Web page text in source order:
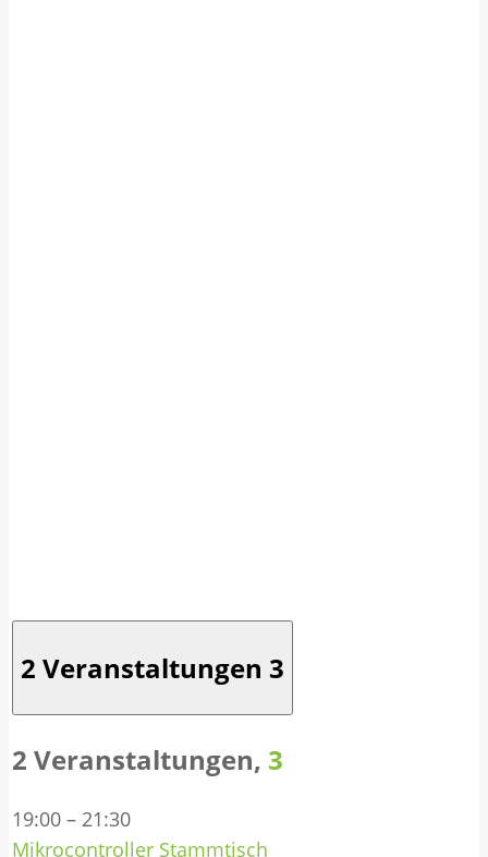
2 Veranstaltungen 3
2 Veranstaltungen, 3
19:00 – 21:30
Mikrocontroller Stammtisch